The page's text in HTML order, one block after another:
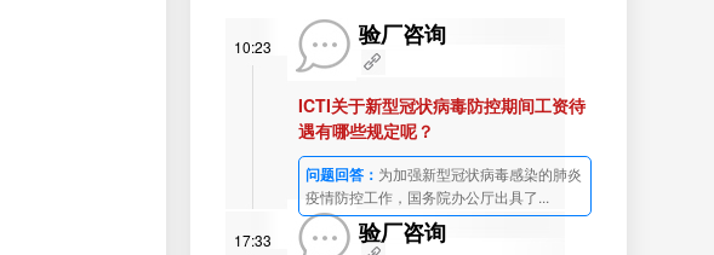
10:23 验厂咨询
ICTI关于新型冠状病毒防控期间工资待
遇有哪些规定呢？
问题回答： 为加强新型冠状病毒感染的肺炎
疫情防控工作，国务院办公厅出具了...
17:33 验厂咨询